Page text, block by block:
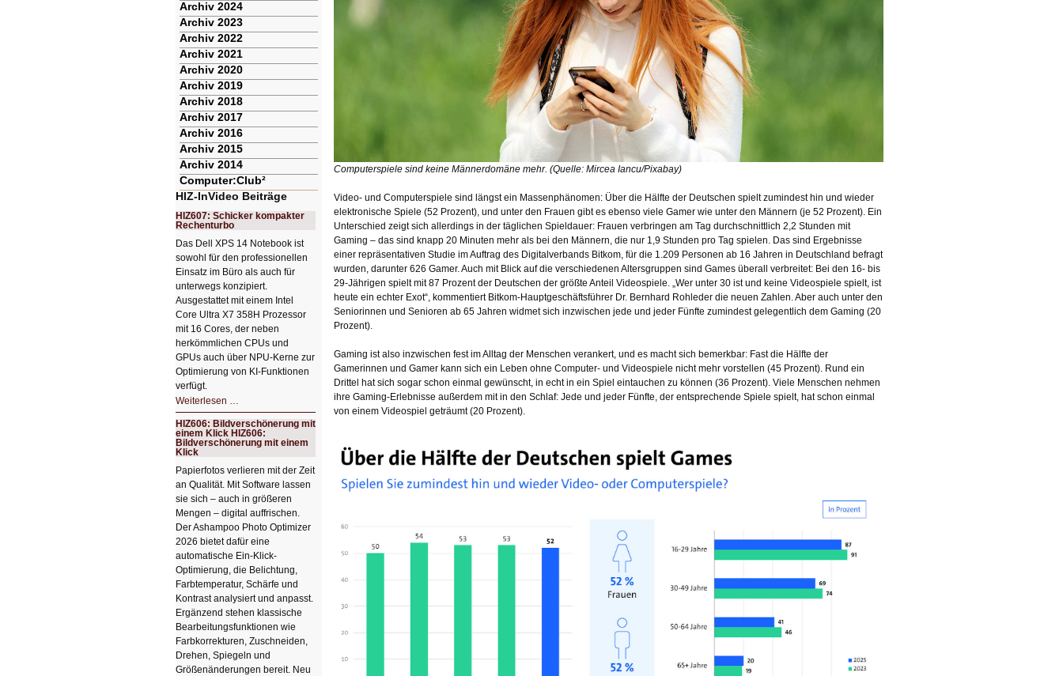
Computerspiele sind keine Männerdomäne mehr. (Quelle: Mircea Iancu/Pixabay)
Video- und Computerspiele sind längst ein Massenphänomen: Über die Hälfte der Deutschen spielt zumindest hin und wieder
elektronische Spiele (52 Prozent), und unter den Frauen gibt es ebenso viele Gamer wie unter den Männern (je 52 Prozent). Ein
Unterschied zeigt sich allerdings in der täglichen Spieldauer: Frauen verbringen am Tag durchschnittlich 2,2 Stunden mit
Gaming – das sind knapp 20 Minuten mehr als bei den Männern, die nur 1,9 Stunden pro Tag spielen. Das sind Ergebnisse
einer repräsentativen Studie im Auftrag des Digitalverbands Bitkom, für die 1.209 Personen ab 16 Jahren in Deutschland befragt
wurden, darunter 626 Gamer. Auch mit Blick auf die verschiedenen Altersgruppen sind Games überall verbreitet: Bei den 16- bis
29-Jährigen spielt mit 87 Prozent der Deutschen der größte Anteil Videospiele. „Wer unter 30 ist und keine Videospiele spielt, ist
heute ein echter Exot“, kommentiert Bitkom-Hauptgeschäftsführer Dr. Bernhard Rohleder die neuen Zahlen. Aber auch unter den
Seniorinnen und Senioren ab 65 Jahren widmet sich inzwischen jede und jeder Fünfte zumindest gelegentlich dem Gaming (20
Prozent).
Gaming ist also inzwischen fest im Alltag der Menschen verankert, und es macht sich bemerkbar: Fast die Hälfte der
Gamerinnen und Gamer kann sich ein Leben ohne Computer- und Videospiele nicht mehr vorstellen (45 Prozent). Rund ein
Drittel hat sich sogar schon einmal gewünscht, in echt in ein Spiel eintauchen zu können (36 Prozent). Viele Menschen nehmen
ihre Gaming-Erlebnisse außerdem mit in den Schlaf: Jede und jeder Fünfte, der entsprechende Spiele spielt, hat schon einmal
von einem Videospiel geträumt (20 Prozent).
Archiv 2024
Archiv 2023
Archiv 2022
Archiv 2021
Archiv 2020
Archiv 2019
Archiv 2018
Archiv 2017
Archiv 2016
Archiv 2015
Archiv 2014
Computer:Club²
HIZ-InVideo Beiträge
HIZ607: Schicker kompakter
Rechenturbo
Das Dell XPS 14 Notebook ist
sowohl für den professionellen
Einsatz im Büro als auch für
unterwegs konzipiert.
Ausgestattet mit einem Intel
Core Ultra X7 358H Prozessor
mit 16 Cores, der neben
herkömmlichen CPUs und
GPUs auch über NPU-Kerne zur
Optimierung von KI-Funktionen
verfügt.
Weiterlesen …
Schicker
kompakter
Rechenturbo
HIZ606: Bildverschönerung mit
einem Klick HIZ606:
Bildverschönerung mit einem
Klick
Papierfotos verlieren mit der Zeit
an Qualität. Mit Software lassen
sie sich – auch in größeren
Mengen – digital auffrischen.
Der Ashampoo Photo Optimizer
2026 bietet dafür eine
automatische Ein-Klick-
Optimierung, die Belichtung,
Farbtemperatur, Schärfe und
Kontrast analysiert und anpasst.
Ergänzend stehen klassische
Bearbeitungsfunktionen wie
Farbkorrekturen, Zuschneiden,
Drehen, Spiegeln und
Größenänderungen bereit. Neu